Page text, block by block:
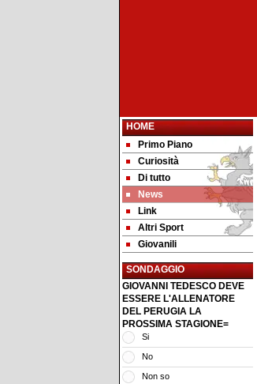
HOME
Primo Piano
Curiosità
Di tutto
News
Link
Altri Sport
Giovanili
SONDAGGIO
GIOVANNI TEDESCO DEVE
ESSERE L'ALLENATORE
DEL PERUGIA LA
PROSSIMA STAGIONE=
Si
No
Non so